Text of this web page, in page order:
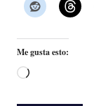
Me gusta esto:
Cargando...